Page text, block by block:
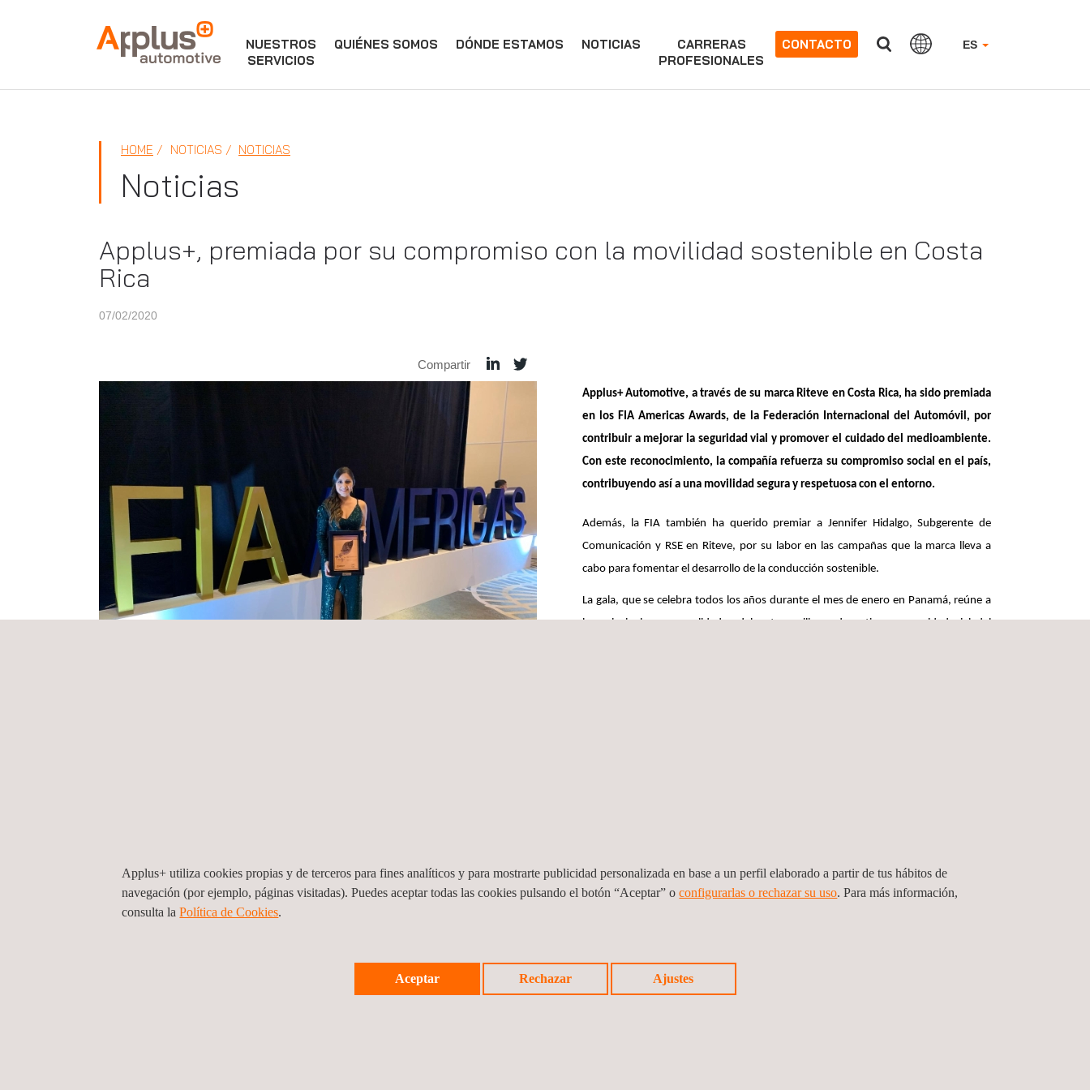
APPLUS+ ES
NUESTROS
SERVICIOS
QUIÉNES SOMOS DÓNDE ESTAMOS NOTICIAS
CARRERAS
PROFESIONALES
CONTACTO
HOME NOTICIAS NOTICIAS
Noticias
Applus+, premiada por su compromiso con la movilidad sostenible en Costa
Rica
07/02/2020
Compartir
Applus+ Automotive, a través de su marca Riteve en Costa Rica, ha sido premiada
en los FIA Americas Awards, de la Federación Internacional del Automóvil, por
contribuir a mejorar la seguridad vial y promover el cuidado del medioambiente.
Con este reconocimiento, la compañía refuerza su compromiso social en el país,
contribuyendo así a una movilidad segura y respetuosa con el entorno.
Además, la FIA también ha querido premiar a Jennifer Hidalgo, Subgerente de
Comunicación y RSE en Riteve, por su labor en las campañas que la marca lleva a
cabo para fomentar el desarrollo de la conducción sostenible.
La gala, que se celebra todos los años durante el mes de enero en Panamá, reúne a
las principales personalidades del automovilismo deportivo y seguridad vial del
Para mas información, contactar con
María de Sancha
Applus+ utiliza cookies propias y de terceros para fines analíticos y para mostrarte publicidad personalizada en base a un perfil elaborado a partir de tus hábitos de
navegación (por ejemplo, páginas visitadas). Puedes aceptar todas las cookies pulsando el botón “Aceptar” oconfigurarlas o rechazar su uso. Para más información,
consulta laPolítica de Cookies.
Aceptar Rechazar Ajustes